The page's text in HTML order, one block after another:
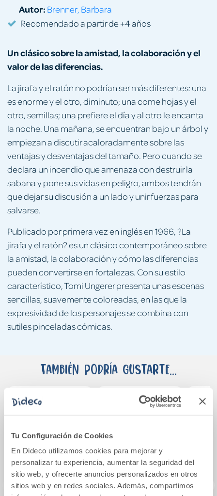
Tu Configuración de Cookies
En Dideco utilizamos cookies para mejorar y
personalizar tu experiencia, aumentar la seguridad del
sitio web, y ofrecerte anuncios personalizados en otros
sitios web y en redes sociales. Además, compartimos
Un clásico sobre la amistad, la colaboración y el
valor de las diferencias.
La jirafa y el ratón no podrían ser más diferentes: una
es enorme y el otro, diminuto; una come hojas y el
otro, semillas; una prefiere el día y al otro le encanta
la noche. Una mañana, se encuentran bajo un árbol y
empiezan a discutir acaloradamente sobre las
ventajas y desventajas del tamaño. Pero cuando se
declara un incendio que amenaza con destruir la
sabana y pone sus vidas en peligro, ambos tendrán
que dejar su discusión a un lado y unir fuerzas para
salvarse.
Publicado por primera vez en inglés en 1966, ?La
jirafa y el ratón? es un clásico contemporáneo sobre
la amistad, la colaboración y cómo las diferencias
pueden convertirse en fortalezas. Con su estilo
característico, Tomi Ungerer presenta unas escenas
sencillas, suavemente coloreadas, en las que la
expresividad de los personajes se combina con
sutiles pinceladas cómicas.
Autor: Brenner, Barbara
Recomendado a partir de +4 años
También podría gustarte...